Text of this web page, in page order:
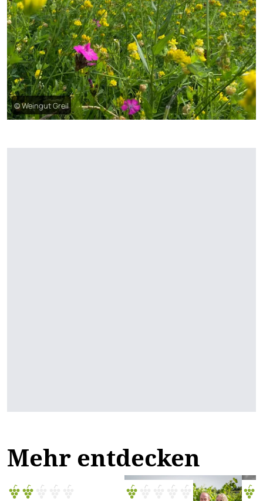
© Weingut Greil
Mehr entdecken